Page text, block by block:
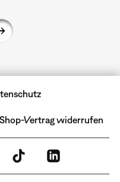
Shop-Vertrag widerrufen